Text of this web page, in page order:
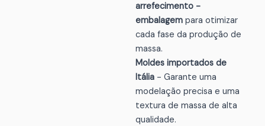
arrefecimento -
embalagempara otimizar
cada fase da produção de
massa.
Moldes importados de
Itália- Garante uma
modelação precisa e uma
textura de massa de alta
qualidade.